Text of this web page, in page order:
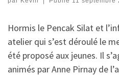
Hormis le Pencak Silat et
atelier qui s’est déroulé le
été proposé aux jeunes. Il
animés par Anne Pirnay de